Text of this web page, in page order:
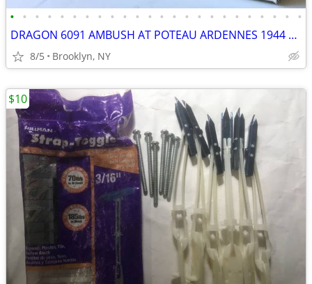
• • • • • • • • • • • • • • • • • • • • • • • •
DRAGON 6091 AMBUSH AT POTEAU ARDENNES 1944 1 35 SCALE GERMAN FIGURE SE
8/5 Brooklyn, NY
$10